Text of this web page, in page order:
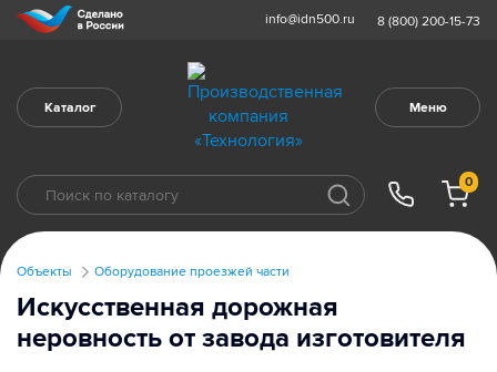
info@idn500.ru 8 (800) 200-15-73
Каталог Меню
0
Объекты Оборудование проезжей части
Искусственная дорожная
неровность от завода изготовителя